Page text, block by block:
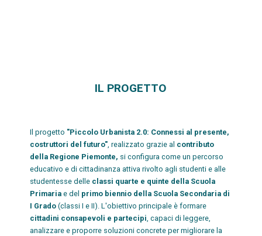
IL PROGETTO
Il progetto "Piccolo Urbanista 2.0: Connessi al presente,
costruttori del futuro", realizzato grazie al contributo
della Regione Piemonte, si configura come un percorso
educativo e di cittadinanza attiva rivolto agli studenti e alle
studentesse delle classi quarte e quinte della Scuola
Primariae del primo biennio della Scuola Secondaria di
I Grado (classi I e II). L'obiettivo principale è formare
cittadini consapevoli e partecipi, capaci di leggere,
analizzare e proporre soluzioni concrete per migliorare la